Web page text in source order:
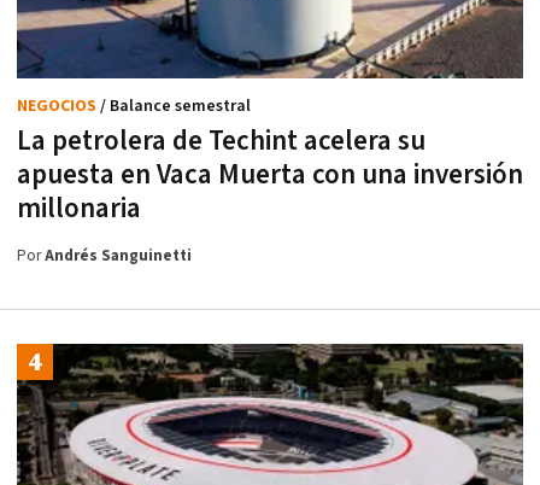
La petrolera de Techint acelera su
apuesta en Vaca Muerta con una inversión
millonaria
NEGOCIOS / Balance semestral
PorAndrés Sanguinetti